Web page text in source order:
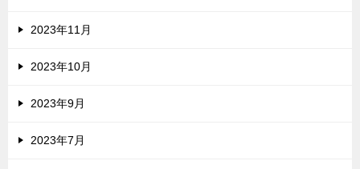
2023年11月
2023年10月
2023年9月
2023年7月